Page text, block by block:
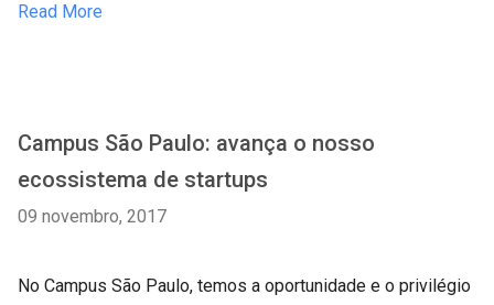
Read More
Campus São Paulo: avança o nosso
ecossistema de startups
09 novembro, 2017
No Campus São Paulo, temos a oportunidade e o privilégio